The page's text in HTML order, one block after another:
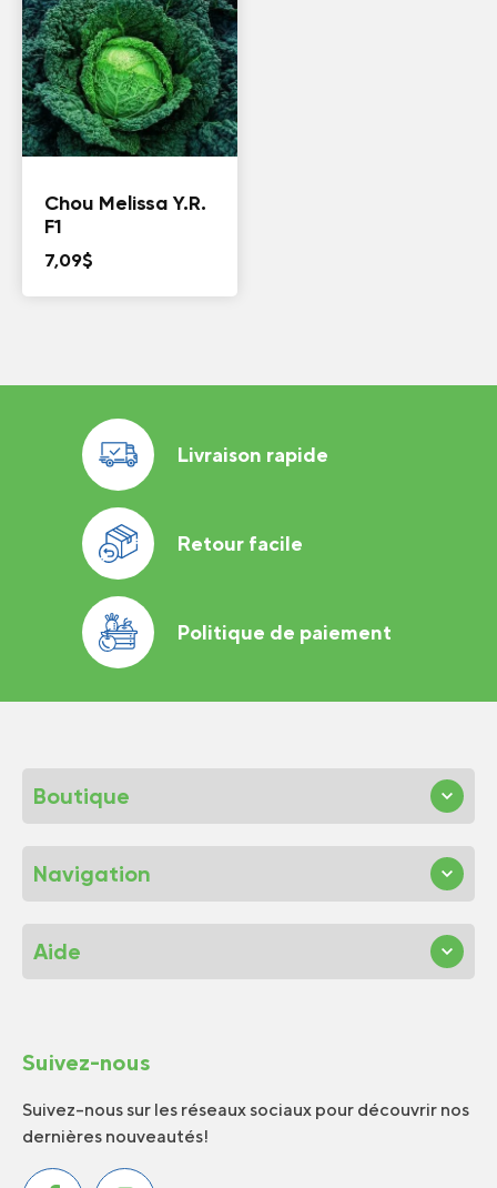
Chou Melissa Y.R.
F1
7,09$
Livraison rapide
Retour facile
Politique de paiement
Boutique
Navigation
Aide
Suivez-nous
Suivez-nous sur les réseaux sociaux pour découvrir nos
dernières nouveautés!